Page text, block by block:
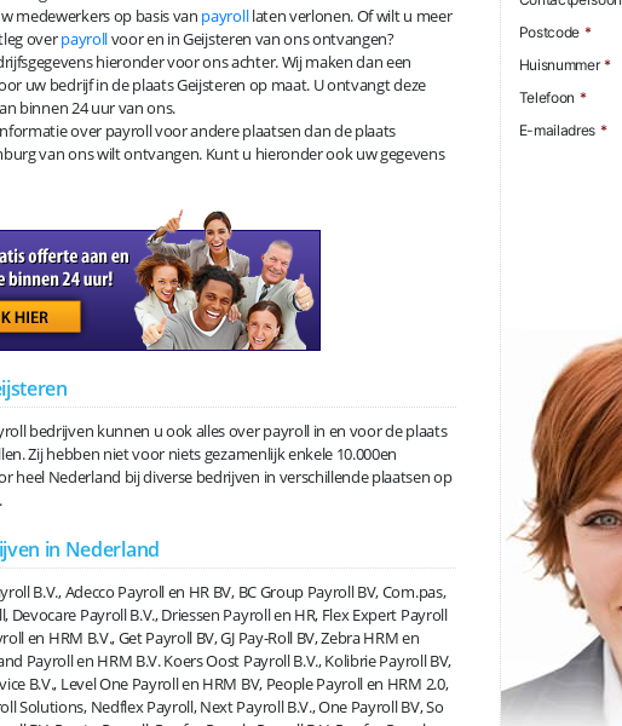
medewerkers op basis van payrolllaten verlonen. Of wilt u meer
overpayrollvoor en in Geijsteren van ons ontvangen?
hieronder voor ons achter. Wij maken dan een
uw bedrijf in de plaats Geijsteren op maat. U ontvangt deze
binnen 24 uur van ons.
over payroll voor andere plaatsen dan de plaats
van ons wilt ontvangen. Kunt u hieronder ook uw gegevens
bedrijven kunnen u ook alles over payroll in en voor de plaats
Zij hebben niet voor niets gezamenlijk enkele 10.000en
heel Nederland bij diverse bedrijven in verschillende plaatsen op
in Nederland
B.V., Adecco Payroll en HR BV, BC Group Payroll BV, Com.pas,
Devocare Payroll B.V., Driessen Payroll en HR, Flex Expert Payroll
en HRM B.V., Get Payroll BV, GJ Pay-Roll BV, Zebra HRM en
Payroll en HRM B.V. Koers Oost Payroll B.V., Kolibrie Payroll BV,
B.V., Level One Payroll en HRM BV, People Payroll en HRM 2.0,
Solutions, Nedflex Payroll, Next Payroll B.V., One Payroll BV, So
Postcode *
Huisnummer *
Telefoon *
E-mailadres *